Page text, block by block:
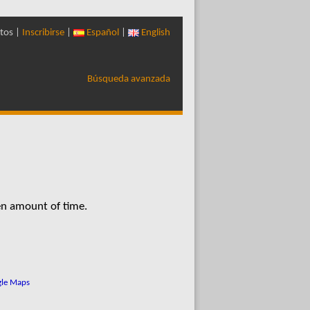
| Inscribirse Español English
Búsqueda avanzada
amount of time.